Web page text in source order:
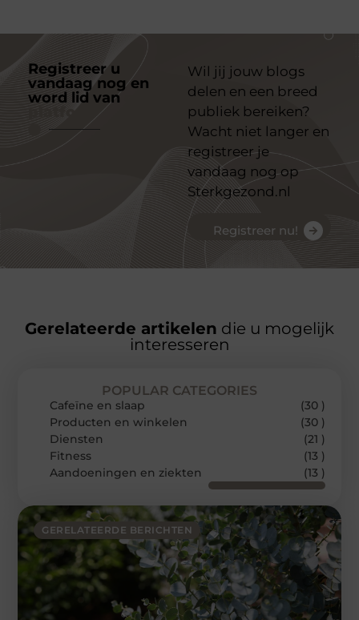
Registreer u
vandaag nog en
word lid van
Wil jij jouw blogs
delen en een breed
publiek bereiken?
Wacht niet langer en
registreer je
vandaag nog op
Sterkgezond.nl
Registreer nu!
Gerelateerde artikelen die u mogelijk
interesseren
GERELATEERDE BERICHTEN
POPULAR CATEGORIES
Cafeïne en slaap
(30 )
Producten en winkelen
(30 )
Diensten
(21 )
Fitness
(13 )
Aandoeningen en ziekten
(13 )